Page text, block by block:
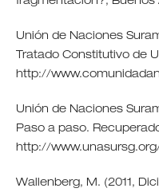
Unión de Naciones
Tratado Constitutivo de
http://
Unión de Naciones
Paso a paso.
http://
Wallenberg, M. (2011,